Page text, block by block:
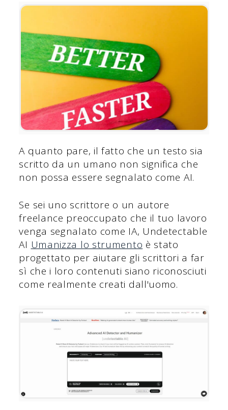
A quanto pare, il fatto che un testo sia
scritto da un umano non significa che
non possa essere segnalato come AI.
Se sei uno scrittore o un autore
freelance preoccupato che il tuo lavoro
venga segnalato come IA, Undetectable
AI Umanizza lo strumento è stato
progettato per aiutare gli scrittori a far
sì che i loro contenuti siano riconosciuti
come realmente creati dall'uomo.